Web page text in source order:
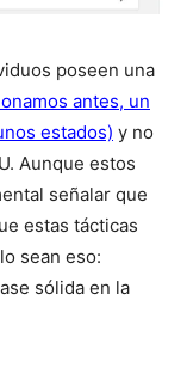
poseen una
antes, un
estados) y no
Aunque estos
señalar que
estas tácticas
sean eso:
sólida en la